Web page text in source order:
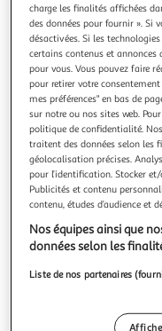
PETIT LAPIN EST
Un livre animé pour
coucher. Bonsoir Petit Lapin ! Tu as fait plein de choses
aujourd'hui. Tu dois être fatigué !
brosser les dents,
livre pour aider les
En savoir +
Vous voulez
charge les finalités affichées
des données pour fournir ». Si
désactivées. Si les
certains contenus et
pour vous. Vous pouvez faire
pour retirer votre
mes préférences" en bas de
sur notre ou nos sites web.
politique de confidentialité.
traitent des données selon les
géolocalisation précises.
pour l’identification. Stocker
Publicités et contenu
contenu, études d’audience et
Nos équipes ainsi que
données selon les
Liste de nos partenaires